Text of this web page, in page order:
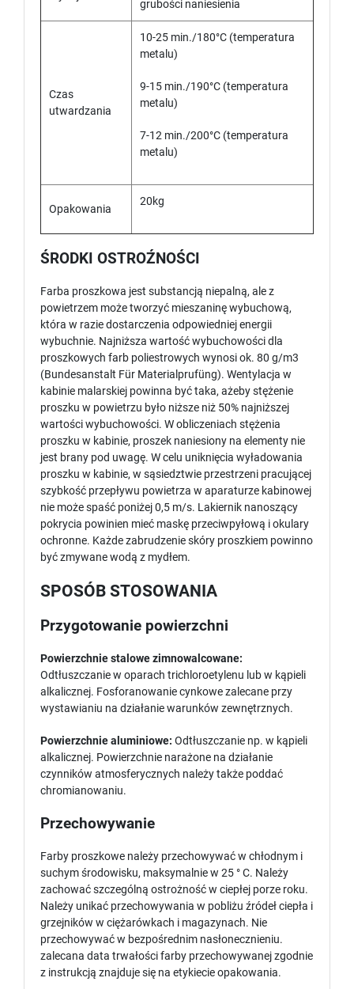
grubości naniesienia
Czas
utwardzania
10-25 min./180°C (temperatura
metalu)
9-15 min./190°C (temperatura
metalu)
7-12 min./200°C (temperatura
metalu)
Opakowania
20kg
ŚRODKI OSTROŹNOŚCI
Farba proszkowa jest substancją niepalną, ale z
powietrzem może tworzyć mieszaninę wybuchową,
która w razie dostarczenia odpowiedniej energii
wybuchnie. Najniższa wartość wybuchowości dla
proszkowych farb poliestrowych wynosi ok. 80 g/m3
(Bundesanstalt Für Materialprufüng). Wentylacja w
kabinie malarskiej powinna być taka, ażeby stężenie
proszku w powietrzu było niższe niż 50% najniższej
wartości wybuchowości. W obliczeniach stężenia
proszku w kabinie, proszek naniesiony na elementy nie
jest brany pod uwagę. W celu uniknięcia wyładowania
proszku w kabinie, w sąsiedztwie przestrzeni pracującej
szybkość przepływu powietrza w aparaturze kabinowej
nie może spaść poniżej 0,5 m/s. Lakiernik nanoszący
pokrycia powinien mieć maskę przeciwpyłową i okulary
ochronne. Każde zabrudzenie skóry proszkiem powinno
być zmywane wodą z mydłem.
SPOSÓB STOSOWANIA
Przygotowanie powierzchni
Powierzchnie stalowe zimnowalcowane:
Odtłuszczanie w oparach trichloroetylenu lub w kąpieli
alkalicznej. Fosforanowanie cynkowe zalecane przy
wystawianiu na działanie warunków zewnętrznych.
Powierzchnie aluminiowe: Odtłuszczanie np. w kąpieli
alkalicznej. Powierzchnie narażone na działanie
czynników atmosferycznych należy także poddać
chromianowaniu.
Przechowywanie
Farby proszkowe należy przechowywać w chłodnym i
suchym środowisku, maksymalnie w 25 ° C. Należy
zachować szczególną ostrożność w ciepłej porze roku.
Należy unikać przechowywania w pobliżu źródeł ciepła i
grzejników w ciężarówkach i magazynach. Nie
przechowywać w bezpośrednim nasłonecznieniu.
zalecana data trwałości farby przechowywanej zgodnie
z instrukcją znajduje się na etykiecie opakowania.